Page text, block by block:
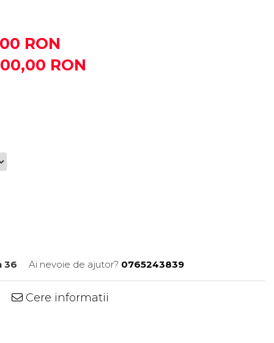
RON
RON
36 Ai nevoie de ajutor? 0765243839
Cere informatii